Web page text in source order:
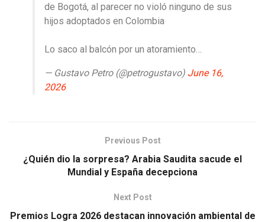
de Bogotá, al parecer no violó ninguno de sus
hijos adoptados en Colombia
Lo saco al balcón por un atoramiento…
— Gustavo Petro (@petrogustavo) June 16,
2026
Previous Post
¿Quién dio la sorpresa? Arabia Saudita sacude el
Mundial y España decepciona
Next Post
Premios Logra 2026 destacan innovación ambiental de